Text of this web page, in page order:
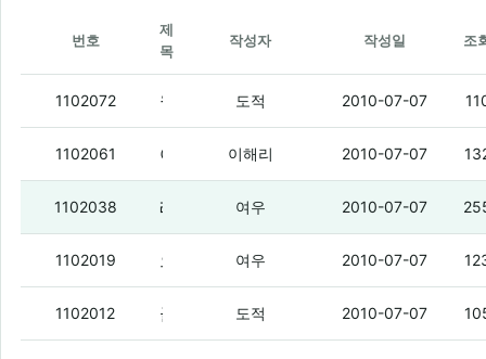
번호
제
목
작성자 작성일 조
1102072 (2)
도적 2010-07-07
1102061 이해리 2010-07-07
1102038 (3)
여우 2010-07-07
1102019 여우 2010-07-07
1102012 도적 2010-07-07